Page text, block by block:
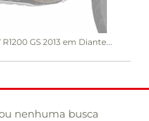
GS 2013 em Diante...
nenhuma busca